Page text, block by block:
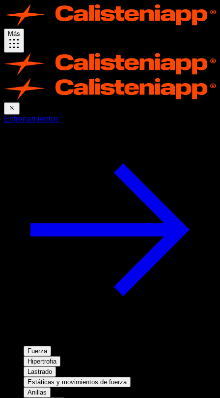
Más
Entrenamientos
Fuerza
Hipertrofia
Lastrado
Estáticas y movimientos de fuerza
Anillas